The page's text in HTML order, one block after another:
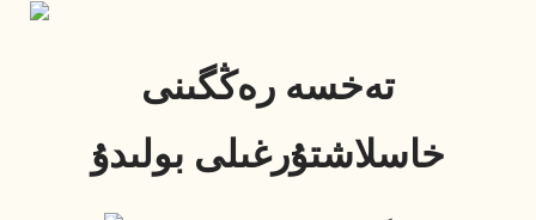
تەخسە رەڭگىنى
خاسلاشتۇرغىلى بولىدۇ